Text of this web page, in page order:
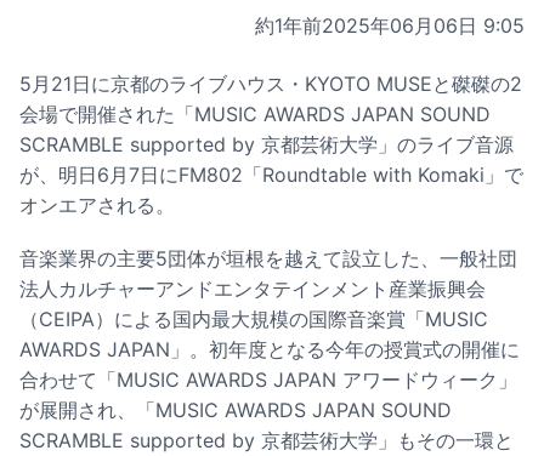
約1年前2025年06月06日 9:05
5月21日に京都のライブハウス・KYOTO MUSEと磔磔の2
会場で開催された「MUSIC AWARDS JAPAN SOUND
SCRAMBLE supported by 京都芸術大学」のライブ音源
が、明日6月7日にFM802「Roundtable with Komaki」で
オンエアされる。
音楽業界の主要5団体が垣根を越えて設立した、一般社団
法人カルチャーアンドエンタテインメント産業振興会
（CEIPA）による国内最大規模の国際音楽賞「MUSIC
AWARDS JAPAN」。初年度となる今年の授賞式の開催に
合わせて「MUSIC AWARDS JAPAN アワードウィーク」
が展開され、「MUSIC AWARDS JAPAN SOUND
SCRAMBLE supported by 京都芸術大学」もその一環と